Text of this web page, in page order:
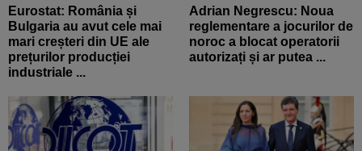
Eurostat: România și
Bulgaria au avut cele mai
mari creșteri din UE ale
prețurilor producției
industriale ...
Adrian Negrescu: Noua
reglementare a jocurilor de
noroc a blocat operatorii
autorizați și ar putea ...